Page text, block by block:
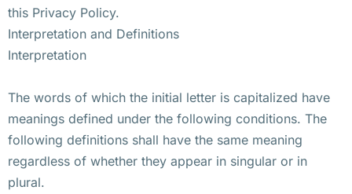
this Privacy Policy.
Interpretation and Definitions
Interpretation
The words of which the initial letter is capitalized have
meanings defined under the following conditions. The
following definitions shall have the same meaning
regardless of whether they appear in singular or in
plural.